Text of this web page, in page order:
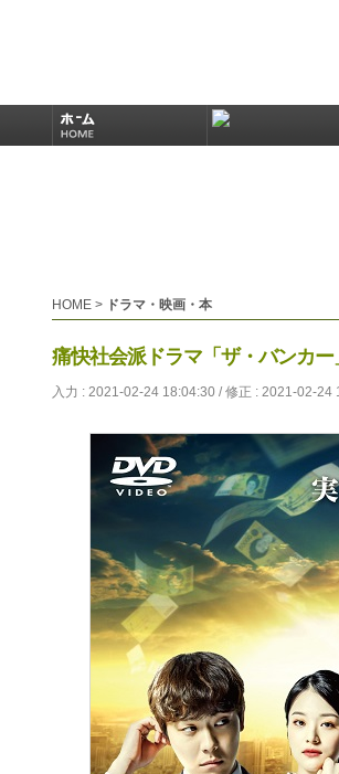
HOME > ドラマ・映画・本
痛快社会派ドラマ「ザ・バンカ
入力 : 2021-02-24 18:04:30 / 修正 : 2021-02-24